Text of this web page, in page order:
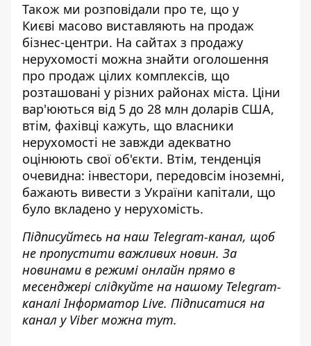
Також ми розповідали про те, що у
Києві масово виставляють на продаж
бізнес-центри. На сайтах з продажу
нерухомості можна знайти оголошення
про продаж цілих комплексів, що
розташовані у різних районах міста. Ціни
вар'юються від 5 до 28 млн доларів США,
втім, фахівці кажуть, що власники
нерухомості не завжди адекватно
оцінюють свої об'єкти. Втім, тенденція
очевидна: інвестори, передовсім іноземні,
бажають вивести з України капітали, що
було вкладено у нерухомість.
Підписуйтесь на наш Telegram-канал, щоб
не пропустити важливих новин. За
новинами в режимі онлайн прямо в
месенджері слідкуйте на нашому Telegram-
каналіІнформатор Live. Підписатися на
канал у Viber можна тут.